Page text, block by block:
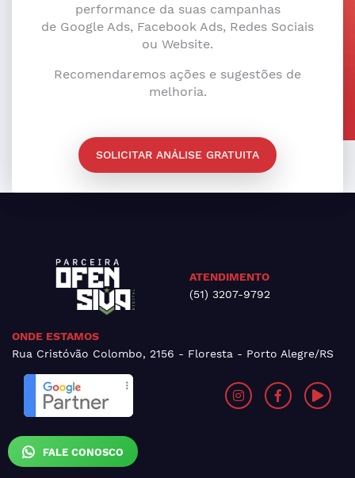
FALE CONOSCO
performance da suas campanhas
de Google Ads, Facebook Ads, Redes Sociais
ou Website.
Recomendaremos ações e sugestões de
melhoria.
SOLICITAR ANÁLISE GRATUITA
ATENDIMENTO
(51) 3207-9792
ONDE ESTAMOS
Rua Cristóvão Colombo, 2156 - Floresta - Porto Alegre/RS